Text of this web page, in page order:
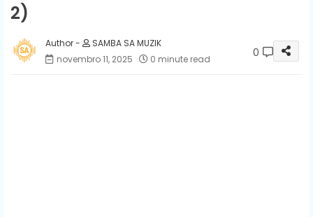
2)
SAMBA SA MUZIK
novembro 11, 2025
0 minute read 0